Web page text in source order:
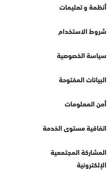
أنظمة و تعليمات
شروط الاستخدام
سياسة الخصوصية
البيانات المفتوحة
أمن المعلومات
اتفاقية مستوى الخدمة
المشاركة المجتمعية
الإلكترونية